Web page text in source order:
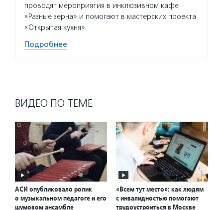
проводят мероприятия в инклюзивном кафе
«Разные зерна» и помогают в мастерских проекта
«Открытая кухня».
Подробнее
ВИДЕО ПО ТЕМЕ
АСИ опубликовало ролик
о музыкальном педагоге и его
шумовом ансамбле
«Всем тут место»: как людям
с инвалидностью помогают
трудоустроиться в Москве